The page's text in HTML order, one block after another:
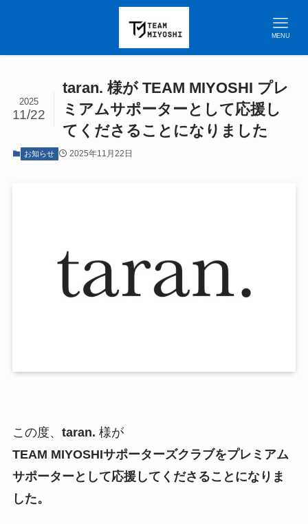
MENU
taran. 様が TEAM MIYOSHI プレ
ミアムサポーターとして応援し
てくださることになりました
2025
11/22
お知らせ 2025年11月22日
この度、 taran. 様が
TEAM MIYOSHIサポーターズクラブをプレミアム
サポーターとして応援してくださることになりま
した。